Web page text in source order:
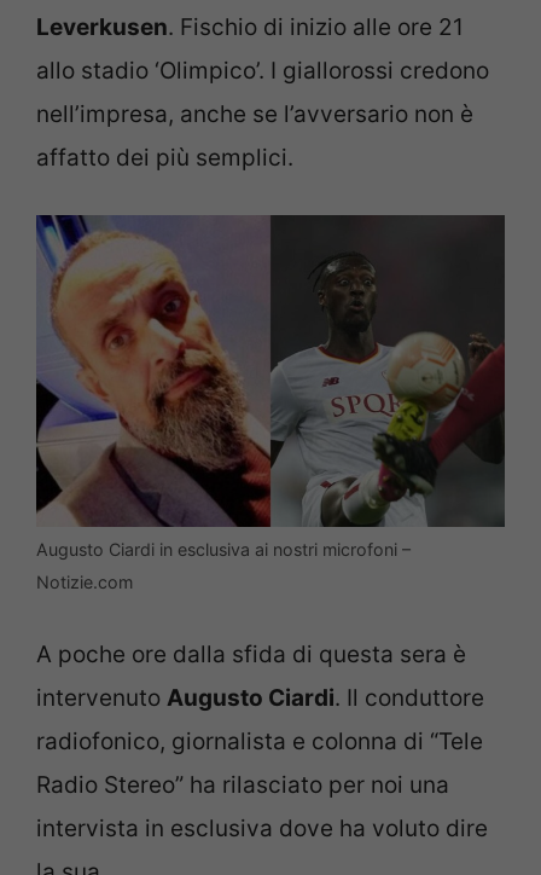
Leverkusen. Fischio di inizio alle ore 21
allo stadio ‘Olimpico’. I giallorossi credono
nell’impresa, anche se l’avversario non è
affatto dei più semplici.
Augusto Ciardi in esclusiva ai nostri microfoni –
Notizie.com
A poche ore dalla sfida di questa sera è
intervenuto Augusto Ciardi. Il conduttore
radiofonico, giornalista e colonna di “Tele
Radio Stereo” ha rilasciato per noi una
intervista in esclusiva dove ha voluto dire